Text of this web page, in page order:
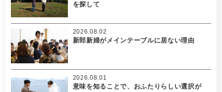
を探して
新郎新婦がメインテーブルに居ない理由
2026.08.02
意味を知ることで、おふたりらしい選択が
2026.08.01